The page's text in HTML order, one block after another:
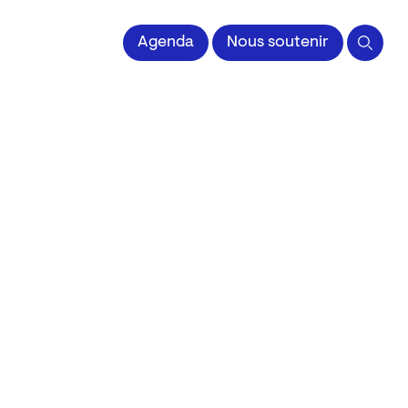
impriméeAgenda Nous soutenir